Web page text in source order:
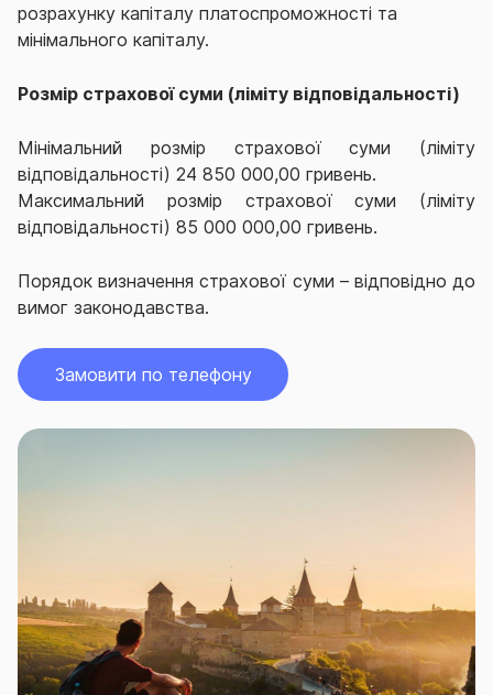
розрахунку капіталу платоспроможності та
мінімального капіталу.
Розмір страхової суми (ліміту відповідальності)
Мінімальний розмір страхової суми (ліміту
відповідальності) 24 850 000,00 гривень.
Максимальний розмір страхової суми (ліміту
відповідальності) 85 000 000,00 гривень.
Порядок визначення страхової суми – відповідно до
вимог законодавства.
Замовити по телефону